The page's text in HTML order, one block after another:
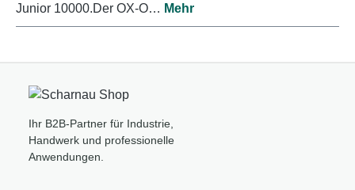
Junior 10000.Der OX-O… Mehr
Ihr B2B-Partner für Industrie,
Handwerk und professionelle
Anwendungen.